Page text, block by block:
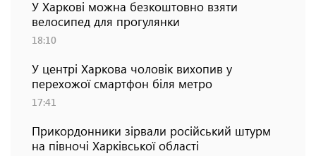
У Харкові можна безкоштовно взяти
велосипед для прогулянки
18:10
У центрі Харкова чоловік вихопив у
перехожої смартфон біля метро
17:41
Прикордонники зірвали російський штурм
на півночі Харківської області